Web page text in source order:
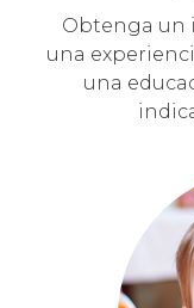
Obtenga un
una
una